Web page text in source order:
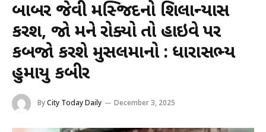
બાબરી જેવી મસ્જિદનો શિલાન્યાસ
કરીશ, જાે મને રોક્યો તો હાઇવે પર
કબજાે કરશે મુસલમાનો : ધારાસભ્ય
હુમાયુ કબીર
ByCity Today Daily December 3, 2025